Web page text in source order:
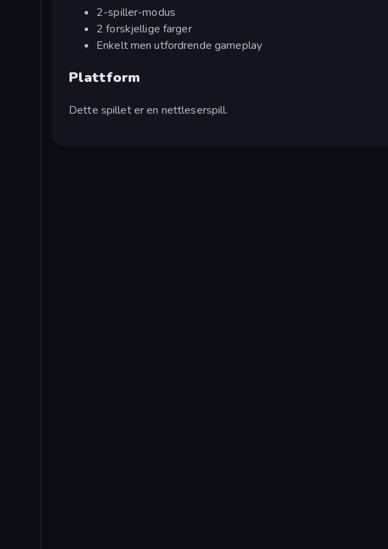
2-spiller-modus
2 forskjellige farger
Enkelt men utfordrende gameplay
Plattform
Dette spillet er en nettleserspill.